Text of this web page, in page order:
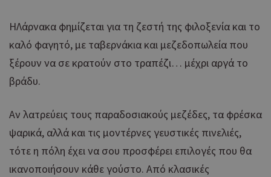
ΗΛάρνακα φημίζεται για τη ζεστή της φιλοξενία και το
καλό φαγητό, με ταβερνάκια και μεζεδοπωλεία που
ξέρουν να σε κρατούν στο τραπέζι… μέχρι αργά το
βράδυ.
Αν λατρεύεις τους παραδοσιακούς μεζέδες, τα φρέσκα
ψαρικά, αλλά και τις μοντέρνες γευστικές πινελιές,
τότε η πόλη έχει να σου προσφέρει επιλογές που θα
ικανοποιήσουν κάθε γούστο. Από κλασικές